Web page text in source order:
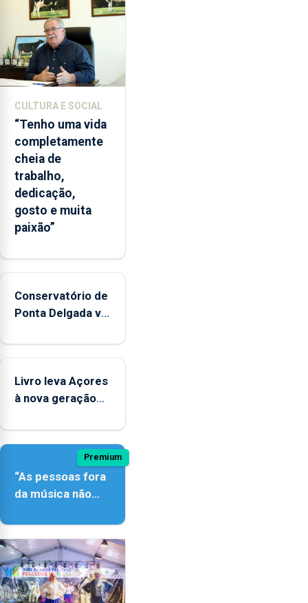
instituição
CULTURA E SOCIAL
“Tenho uma vida
completamente
cheia de
trabalho,
dedicação,
gosto e muita
paixão”
Conservatório de
Ponta Delgada vai
novos
Livro leva Açores
à nova geração
Premium
“As pessoas fora
da música não
quão difícil é
produzir uma
música”